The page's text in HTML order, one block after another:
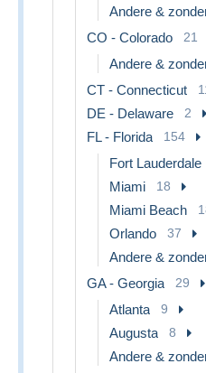
Andere &
CO - Colorado 21
Andere &
CT - Connecticut
DE - Delaware 2
FL - Florida 154
Fort Lauderdale
Miami 18
Miami Beach
Orlando 37
Andere &
GA - Georgia 29
Atlanta 9
Augusta 8
Andere &